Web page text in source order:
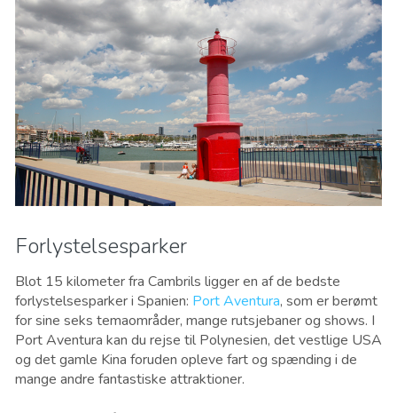
Forlystelsesparker
Blot 15 kilometer fra Cambrils ligger en af ​​de bedste
forlystelsesparker i Spanien: Port Aventura, som er berømt
for sine seks temaområder, mange rutsjebaner og shows. I
Port Aventura kan du rejse til Polynesien, det vestlige USA
og det gamle Kina foruden opleve fart og spænding i de
mange andre fantastiske attraktioner.